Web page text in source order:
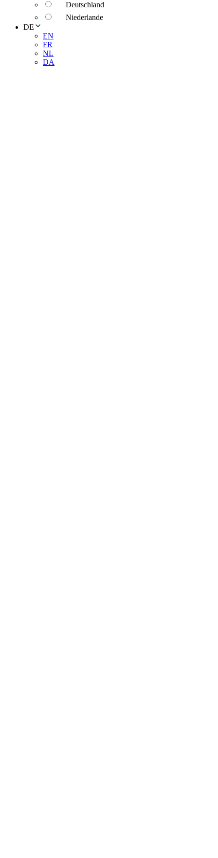
Deutschland
Niederlande
DE
EN
FR
NL
DA